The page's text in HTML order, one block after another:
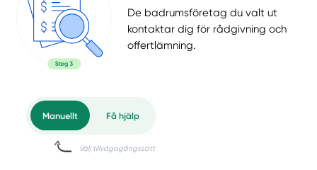
De badrumsföretag du valt ut
kontaktar dig för rådgivning och
offertlämning.